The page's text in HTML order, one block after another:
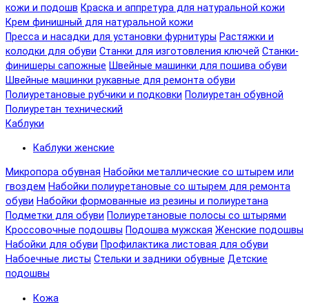
кожи и подошв Краска и аппретура для натуральной кожи
Крем финишный для натуральной кожи
Пресса и насадки для установки фурнитуры Растяжки и
колодки для обуви Станки для изготовления ключей Станки-
финишеры сапожные Швейные машинки для пошива обуви
Швейные машинки рукавные для ремонта обуви
Полиуретановые рубчики и подковки Полиуретан обувной
Полиуретан технический
Каблуки
Каблуки женские
Микропора обувная Набойки металлические со штырем или
гвоздем Набойки полиуретановые со штырем для ремонта
обуви Набойки формованные из резины и полиуретана
Подметки для обуви Полиуретановые полосы со штырями
Кроссовочные подошвы Подошва мужская Женские подошвы
Набойки для обуви Профилактика листовая для обуви
Набоечные листы Стельки и задники обувные Детские
подошвы
Кожа